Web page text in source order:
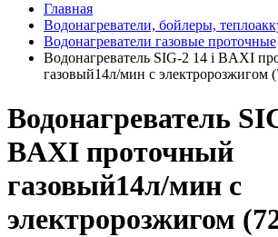
Главная
Водонагреватели, бойлеры,
Водонагреватели газовые проточные
Водонагреватель SIG-2 14 i BAXI
газовый14л/мин с электророзжигом
Водонагреватель
BAXI проточный
газовый14л/мин с
электророзжигом